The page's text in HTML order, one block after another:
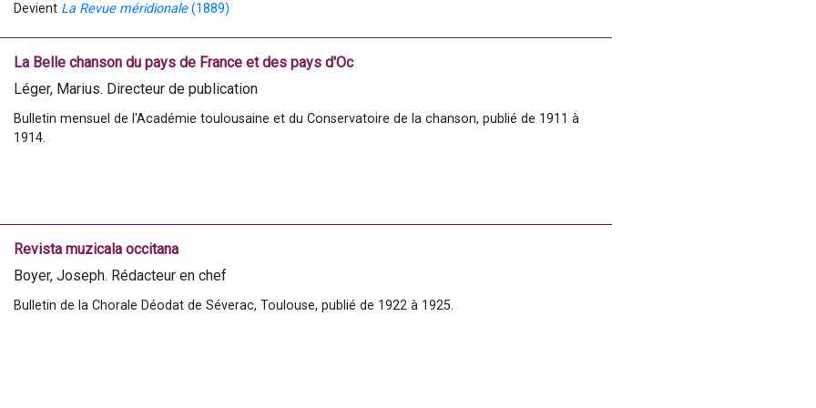
Devient La Revue méridionale (1889)
La Belle chanson du pays de France et des pays d'Oc
Léger, Marius. Directeur de publication
Bulletin mensuel de l'Académie toulousaine et du Conservatoire de la chanson, publié de 1911 à
1914.
Revista muzicala occitana
Boyer, Joseph. Rédacteur en chef
Bulletin de la Chorale Déodat de Séverac, Toulouse, publié de 1922 à 1925.